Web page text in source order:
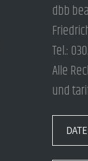
dbb
Tel.:
Alle
und